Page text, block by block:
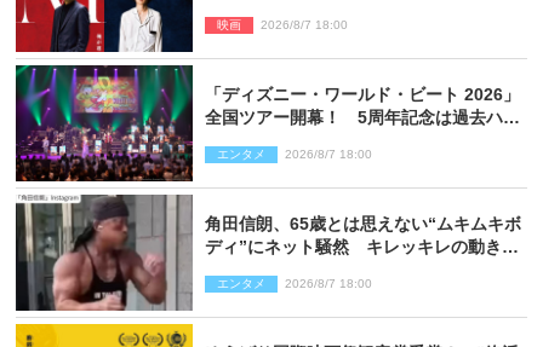
映画 2026/8/7 18:00
「ディズニー・ワールド・ビート 2026」
全国ツアー開幕！ 5周年記念は過去ハイ
ポート】
エンタメ 2026/8/7 18:00
角田信朗、65歳とは思えない“ムキムキボ
ディ”にネット騒然 キレッキレの動きを
エンタメ 2026/8/7 18:00